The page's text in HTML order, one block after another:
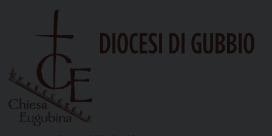
DIOCESI DI GUBBIO